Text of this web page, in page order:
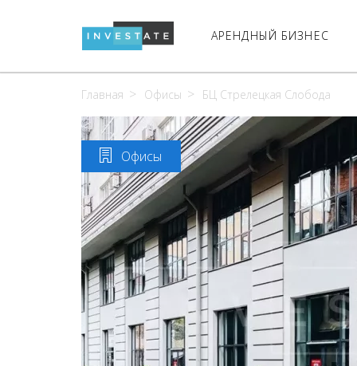
АРЕНДНЫЙ БИЗНЕС
Главная Офисы БЦ Стрелецкая Слобода
Офисы